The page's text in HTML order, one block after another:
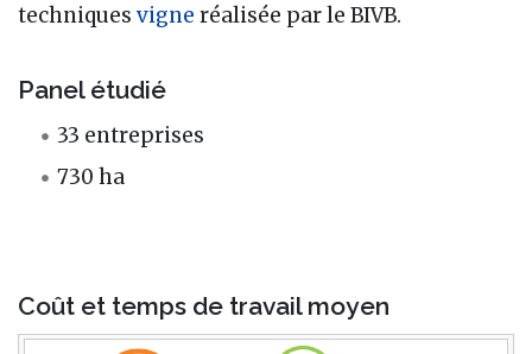
techniques vigne réalisée par le BIVB.
Panel étudié
33 entreprises
730 ha
Coût et temps de travail moyen